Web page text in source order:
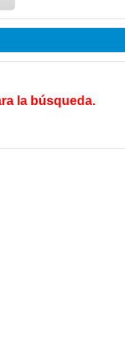
la búsqueda.